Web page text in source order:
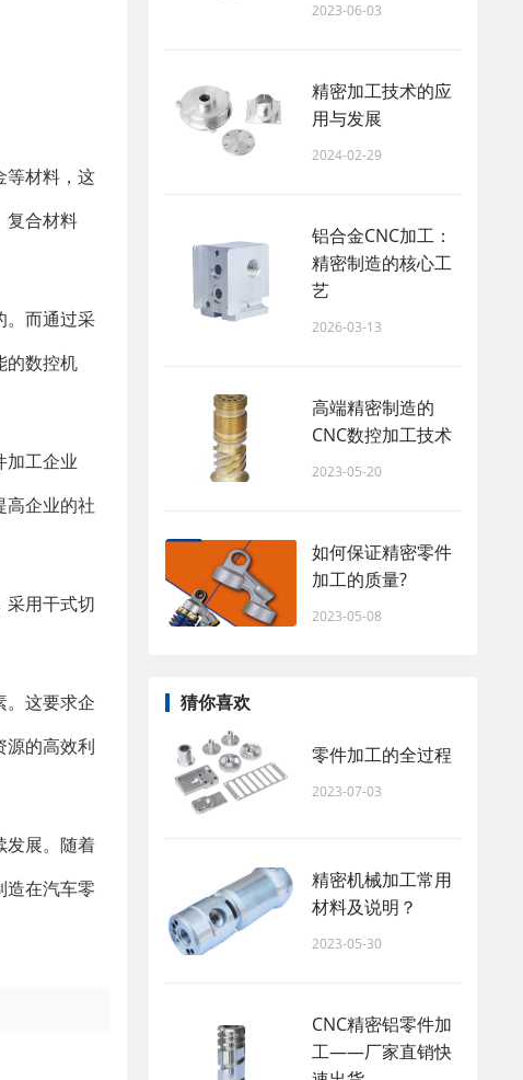
等材料，这
复合材料
。而通过采
的数控机
加工企业
高企业的社
采用干式切
。这要求企
源的高效利
发展。随着
造在汽车零
2023-06-03
精密加工技术的应
用与发展
2024-02-29
铝合金CNC加工：
精密制造的核心工
艺
2026-03-13
高端精密制造的
CNC数控加工技术
2023-05-20
如何保证精密零件
加工的质量?
2023-05-08
猜你喜欢
零件加工的全过程
2023-07-03
精密机械加工常用
材料及说明？
2023-05-30
CNC精密铝零件加
工——厂家直销快